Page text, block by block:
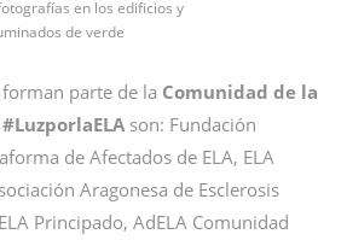
en los edificios y
de verde
parte de la Comunidad de la
#LuzporlaELA son: Fundación
de Afectados de ELA, ELA
Aragonesa de Esclerosis
Principado, AdELA Comunidad